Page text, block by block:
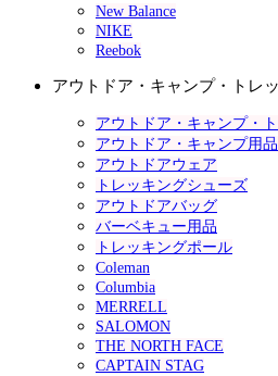
New Balance
NIKE
Reebok
アウトドア・キャンプ・トレ
アウトドア・キャンプ・
アウトドア・キャンプ用品
アウトドアウェア
トレッキングシューズ
アウトドアバッグ
バーベキュー用品
トレッキングポール
Coleman
Columbia
MERRELL
SALOMON
THE NORTH FACE
CAPTAIN STAG